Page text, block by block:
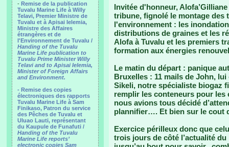
- Remise de la publication
Tuvalu Marine Life à Willy
Telavi, Premier Ministre de
Tuvalu et à Apisai Ielemia,
Ministre des Affaires
étrangères et de
l'Environnement de Tuvalu /
Handing of the Tuvalu
Marine Life publication to
Tuvalu Prime Minister Willy
Telavi and to Apisai Ielemia,
Minister of Foreign Affairs
and Environment.
- Remise des copies
électroniques des rapports
Tuvalu Marine Life à Sam
Finikaso, Patron du service
des Pêches de Tuvalu et
Uluao Lauti, représentant
du Kaupule de Funafuti /
Handing of the Tuvalu
Marine Life reports’
electronic copies Sam
Invitée d'honneur,
tribune, fignolé le montage des
l'environnement : les
distributions de graines et les
Alofa à Tuvalu et les premiers
formation aux énergies
Le matin du départ : panique
Bruxelles : 11 mails de John,
Sikeli, notre spécialiste biogaz
remplir les conteneurs pour les
nous avions tous décidé
plannifier…. Et bien sur le cout
Exercice périlleux donc que
trois jours de côté l’actualité